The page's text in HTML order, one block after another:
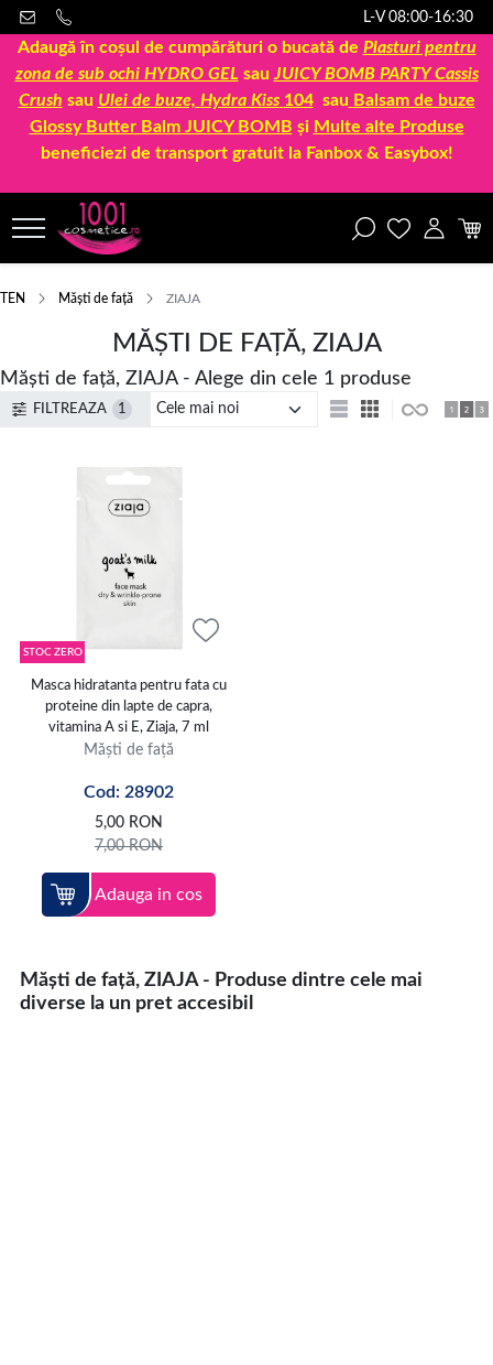
L-V 08:00-16:30
Adaugă în coșul de cumpărături o bucată de Plasturi pentru
zona de sub ochi HYDRO GEL sau JUICY BOMB PARTY Cassis
Crush sau Ulei de buze, Hydra Kiss 104sau Balsam de buze
Glossy Butter Balm JUICY BOMB și Multe alte Produse
beneficiezi de transport gratuit la Fanbox & Easybox!
TEN Măști de față ZIAJA
MĂȘTI DE FAȚĂ, ZIAJA
Măști de față, ZIAJA - Alege din cele 1 produse
FILTREAZA 1
STOC ZERO
Masca hidratanta pentru fata cu
proteine din lapte de capra,
vitamina A si E, Ziaja, 7 ml
Măști de față
Cod: 28902
5,00 RON
7,00RON
Adauga in cos
Măști de față, ZIAJA - Produse dintre cele mai
diverse la un pret accesibil